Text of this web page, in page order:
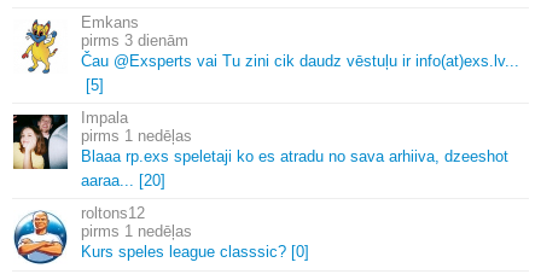
Emkans
3 dienām
Čau @Exsperts vai Tu zini cik daudz vēstuļu ir info(at)exs. lv.
[5]
Impala
1 nedēļas
Blaaa rp. exs speletaji ko es atradu no sava arhiiva, dzeeshot
aaraa.
[20]
roltons12
1 nedēļas
Kurs speles league classsic? [0]